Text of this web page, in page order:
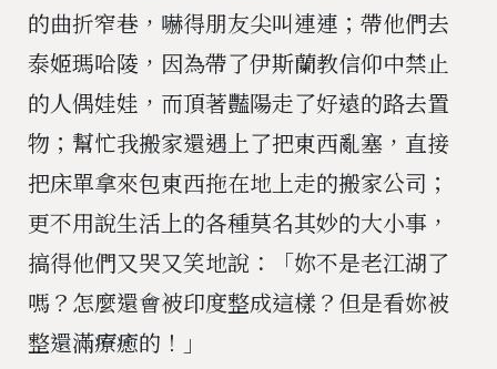
的曲折窄巷，嚇得朋友尖叫連連；帶他們去
泰姬瑪哈陵，因為帶了伊斯蘭教信仰中禁止
的人偶娃娃，而頂著豔陽走了好遠的路去置
物；幫忙我搬家還遇上了把東西亂塞，直接
把床單拿來包東西拖在地上走的搬家公司；
更不用說生活上的各種莫名其妙的大小事，
搞得他們又哭又笑地說：「妳不是老江湖了
嗎？怎麼還會被印度整成這樣？但是看妳被
整還滿療癒的！」